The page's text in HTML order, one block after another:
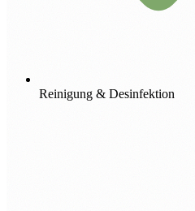
Reinigung & Desinfektion